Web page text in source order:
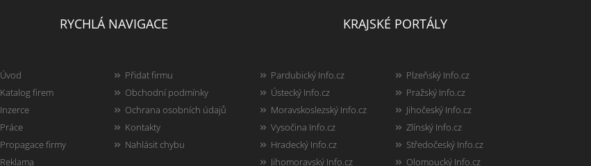
RYCHLÁ NAVIGACE
Úvod
Katalog firem
Inzerce
Práce
Propagace firmy
Reklama
Přidat firmu
Obchodní podmínky
Ochrana osobních údajů
Kontakty
Nahlásit chybu
KRAJSKÉ PORTÁLY
Pardubický Info.cz
Ústecký Info.cz
Moravskoslezský Info.cz
Vysočina Info.cz
Hradecký Info.cz
Jihomoravský Info.cz
Plzeňský Info.cz
Pražský Info.cz
Jihočeský Info.cz
Zlínský Info.cz
Středočeský Info.cz
Olomoucký Info.cz